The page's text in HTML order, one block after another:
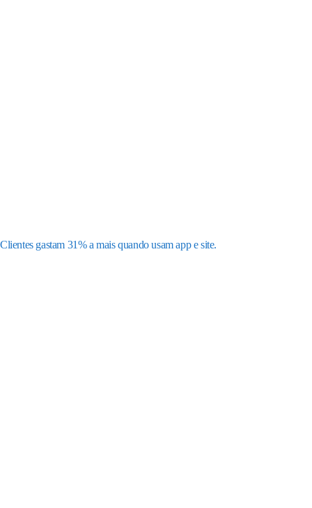
Clientes gastam 31% a mais quando usam app e site.